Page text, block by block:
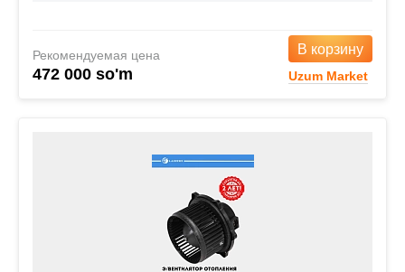
Рекомендуемая цена
472 000 so'm
В корзину
Uzum Market